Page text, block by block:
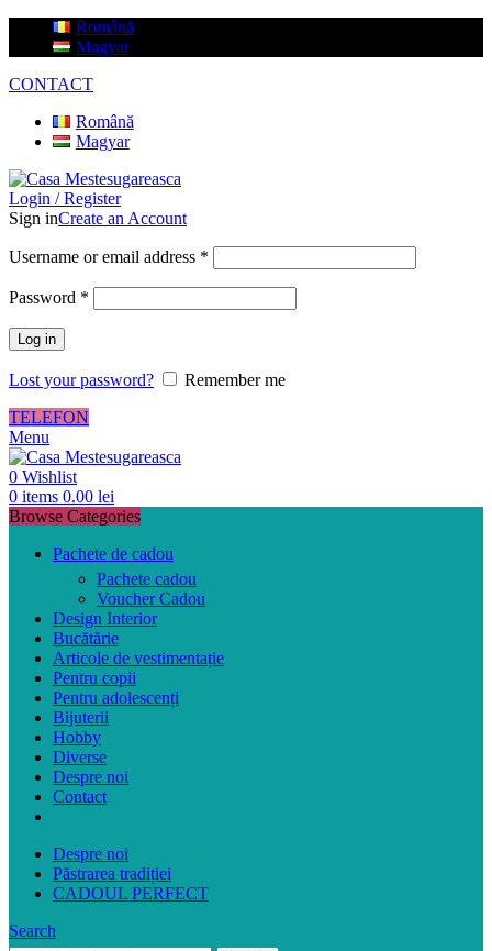
Română
Magyar
CONTACT
Română
Magyar
Login / Register
Sign inCreate an Account
Username or email address *
Password *
Log in
Lost your password?
Remember me
TELEFON
Menu
0 Wishlist
0 items 0.00 lei
Browse Categories
Pachete de cadou
Pachete cadou
Voucher Cadou
Design Interior
Bucătărie
Articole de vestimentație
Pentru copii
Pentru adolescenți
Bijuterii
Hobby
Diverse
Despre noi
Contact
Despre noi
Păstrarea tradiției
CADOUL PERFECT
Search